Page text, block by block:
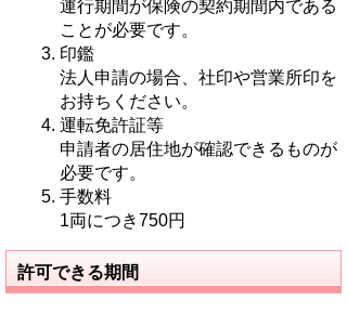
運行期間が保険の契約期間内である
ことが必要です。
印鑑
法人申請の場合、社印や営業所印を
お持ちください。
運転免許証等
申請者の居住地が確認できるものが
必要です。
手数料
1両につき750円
許可できる期間